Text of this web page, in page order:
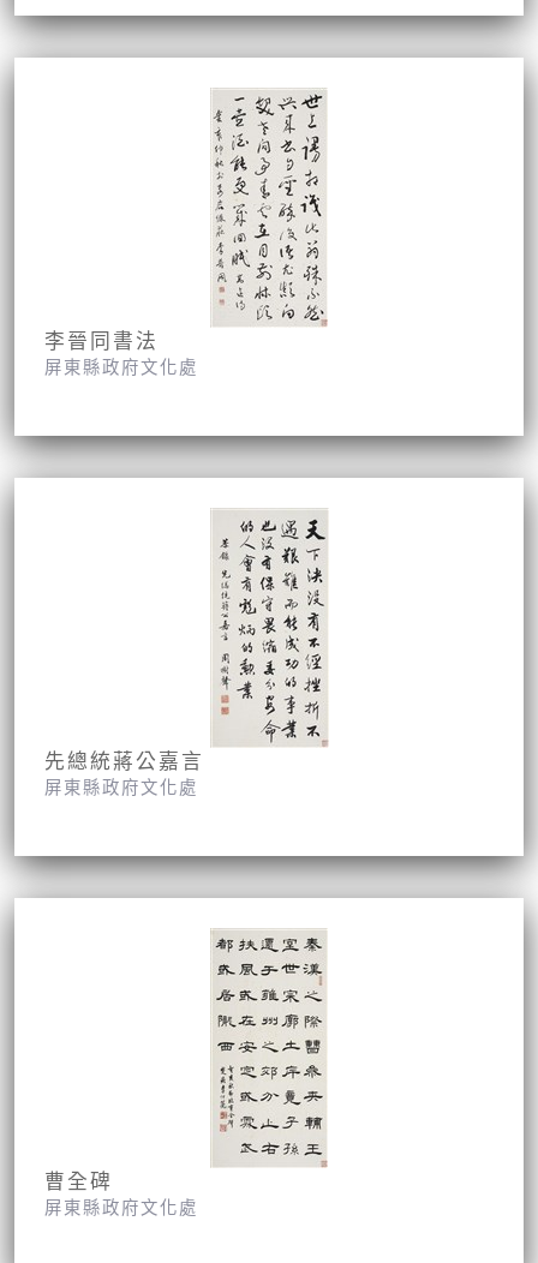
李晉同書法
屏東縣政府文化處
先總統蔣公嘉言
屏東縣政府文化處
曹全碑
屏東縣政府文化處